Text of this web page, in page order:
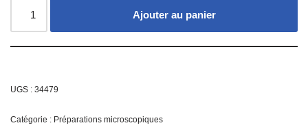
Ajouter au panier
UGS : 34479
Catégorie : Préparations microscopiques